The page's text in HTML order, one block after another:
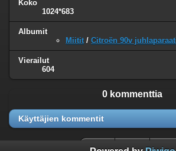
Koko
1024*683
Albumit
Miitit / Citroën 90v
Vierailut
604
0 kommenttia
Käyttäjien kommentit